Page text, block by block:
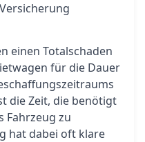
einen Totalschaden
für die Dauer
die Zeit, die benötigt
Fahrzeug zu
hat dabei oft klare